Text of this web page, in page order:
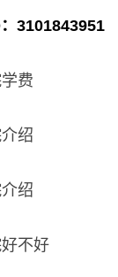
3101843951
费
绍
绍
不好